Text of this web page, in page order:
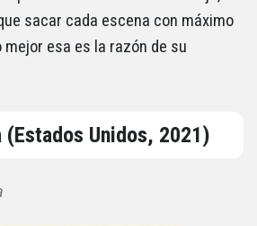
sacar cada escena con máximo
esa es la razón de su
Unidos, 2021)